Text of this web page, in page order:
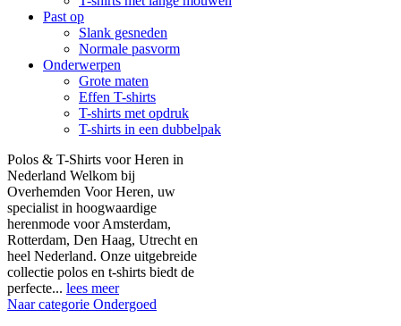
Past op
Slank gesneden
Normale pasvorm
Onderwerpen
Grote maten
Effen T-shirts
T-shirts met opdruk
T-shirts in een dubbelpak
Polos & T-Shirts voor Heren in
Nederland Welkom bij
Overhemden Voor Heren, uw
specialist in hoogwaardige
herenmode voor Amsterdam,
Rotterdam, Den Haag, Utrecht en
heel Nederland. Onze uitgebreide
collectie polos en t-shirts biedt de
perfecte... lees meer
Naar categorie Ondergoed